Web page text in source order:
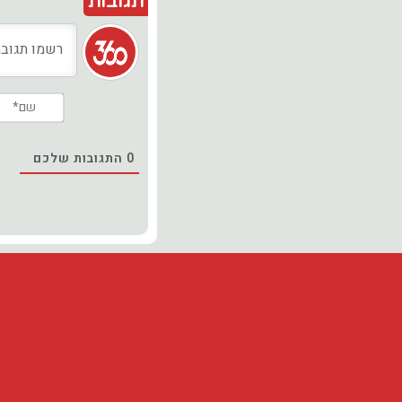
0 התגובות שלכם